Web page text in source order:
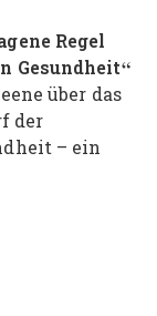
Regel
Gesundheit“
über das
der
– ein